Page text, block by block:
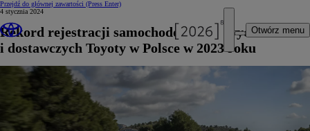
Przejdź do głównej zawartości (Press Enter)
Otwórz menu
4 stycznia 2024
Rekord rejestracji samochodów osobowych
i dostawczych Toyoty w Polsce w 2023 roku